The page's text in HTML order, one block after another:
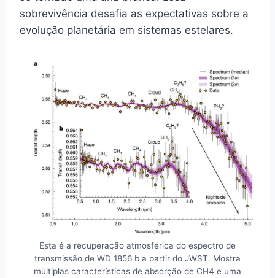
sobrevivência desafia as expectativas sobre a
evolução planetária em sistemas estelares.
Esta é a recuperação atmosférica do espectro de
transmissão de WD 1856 b a partir do JWST. Mostra
múltiplas características de absorção de CH4 e uma